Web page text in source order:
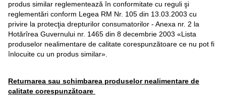
produs similar reglementează în conformitate cu reguli şi
reglementări conform Legea RM Nr. 105 din 13.03.2003 cu
privire la protecţia drepturilor consumatorilor - Anexa nr. 2 la
Hotărîrea Guvernului nr. 1465 din 8 decembrie 2003 «Lista
produselor nealimentare de calitate corespunzătoare ce nu pot fi
înlocuite cu un produs similar».
Returnarea sau schimbarea produselor nealimentare de
calitate corespunzătoare